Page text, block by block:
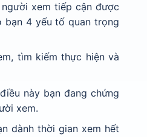
xem tiếp cận được
bạn 4 yếu tố quan trọng
tìm kiếm thực hiện và
này bạn đang chứng
xem.
dành thời gian xem hết